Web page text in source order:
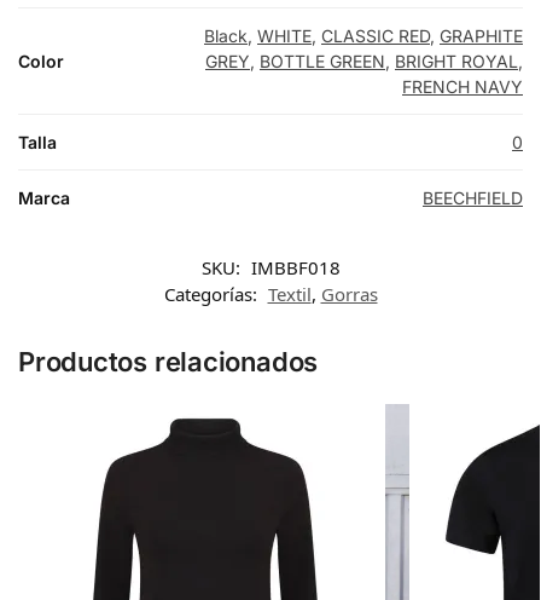
Color
Black, WHITE, CLASSIC RED, GRAPHITE
GREY, BOTTLE GREEN, BRIGHT ROYAL,
FRENCH NAVY
Talla 0
Marca BEECHFIELD
SKU: IMBBF018
Categorías: Textil, Gorras
Productos relacionados